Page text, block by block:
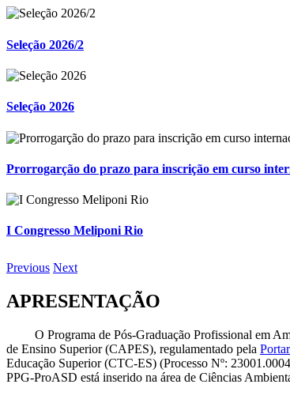
Seleção 2026/2
Seleção 2026
Prorrogarção do prazo para inscrição em curso
I Congresso Meliponi Rio
Previous Next
APRESENTAÇÃO
O Programa de Pós-Graduação Profissional em
de Ensino Superior (CAPES), regulamentado pela
Educação Superior (CTC-ES) (Processo Nº:
PPG-ProASD está inserido na área de Ciências